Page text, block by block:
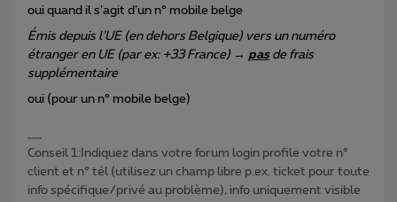
oui quand il s’agit d’un n° mobile belge
Émis depuis l’UE (en dehors Belgique) vers un numéro
étranger en UE (par ex: +33 France) → pasde frais
supplémentaire
oui (pour un n° mobile belge)
Conseil 1:Indiquez dans votre forum login profile votre n°
client et n° tél (utilisez un champ libre p.ex. ticket pour toute
info spécifique/privé au problème), info uniquement visible